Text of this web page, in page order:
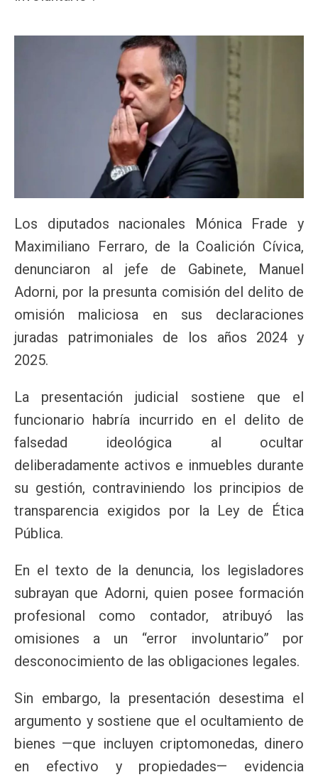
Los diputados nacionales Mónica Frade y
Maximiliano Ferraro, de la Coalición Cívica,
denunciaron al jefe de Gabinete, Manuel
Adorni, por la presunta comisión del delito de
omisión maliciosa en sus declaraciones
juradas patrimoniales de los años 2024 y
2025.
La presentación judicial sostiene que el
funcionario habría incurrido en el delito de
falsedad ideológica al ocultar
deliberadamente activos e inmuebles durante
su gestión, contraviniendo los principios de
transparencia exigidos por la Ley de Ética
Pública.
En el texto de la denuncia, los legisladores
subrayan que Adorni, quien posee formación
profesional como contador, atribuyó las
omisiones a un “error involuntario” por
desconocimiento de las obligaciones legales.
Sin embargo, la presentación desestima el
argumento y sostiene que el ocultamiento de
bienes —que incluyen criptomonedas, dinero
en efectivo y propiedades— evidencia